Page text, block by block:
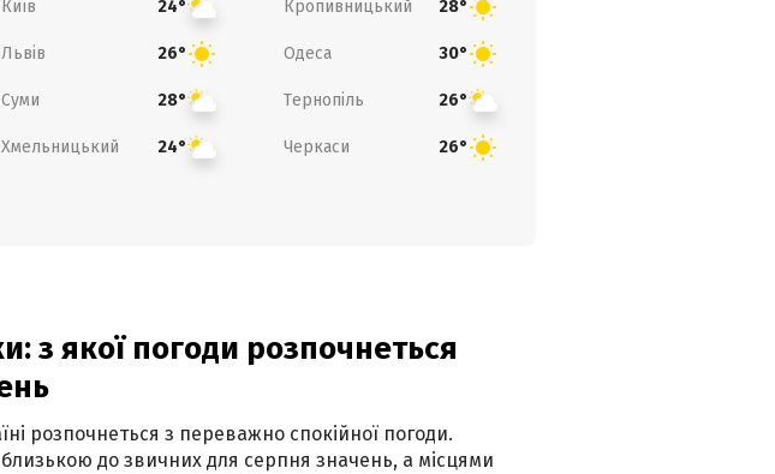
Київ 24° Кропивницький 28°
Львів 26° Одеса 30°
Суми 28° Тернопіль 26°
Хмельницький 24° Черкаси 26°
з якої погоди розпочнеться
розпочнеться з переважно спокійної погоди.
до звичних для серпня значень, а місцями